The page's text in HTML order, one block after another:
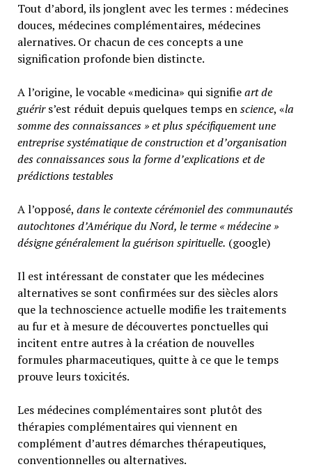
Tout d’abord, ils jonglent avec les termes : médecines
douces, médecines complémentaires, médecines
alernatives. Or chacun de ces concepts a une
signification profonde bien distincte.
A l’origine, le vocable «medicina» qui signifieart de
guérirs’est réduit depuis quelques temps enscience, «la
somme des connaissances » et plus spécifiquement une
entreprise systématique de construction et d’organisation
des connaissances sous la forme d’explications et de
prédictions testables
A l’opposé, dans le contexte cérémoniel des communautés
autochtones d’Amérique du Nord, le terme « médecine »
désigne généralementla guérison spirituelle. (google)
Il est intéressant de constater que les médecines
alternatives se sont confirmées sur des siècles alors
que la technoscience actuelle modifie les traitements
au fur et à mesure de découvertes ponctuelles qui
incitent entre autres à la création de nouvelles
formules pharmaceutiques, quitte à ce que le temps
prouve leurs toxicités.
Les médecines complémentaires sont plutôt des
thérapies complémentaires qui viennent en
complément d’autres démarches thérapeutiques,
conventionnelles ou alternatives.